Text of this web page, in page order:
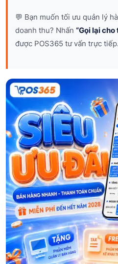
💬 Bạn muốn tối ưu quản lý
doanh thu? Nhấn “Gọi lại cho
được POS365 tư vấn trực tiếp.